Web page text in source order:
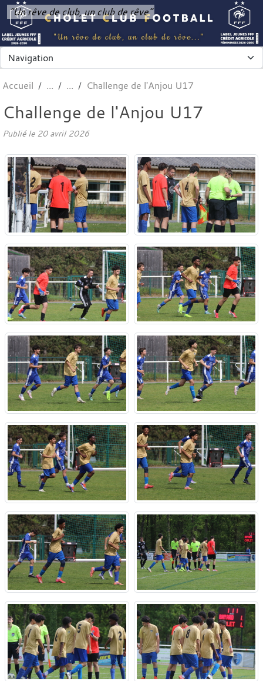
"Un rêve de club, un club de rêve"
Accueil Challenge de l'Anjou U17
Challenge de l'Anjou U17
Publié le 20 avril 2026
Panneau de gestion des cookies